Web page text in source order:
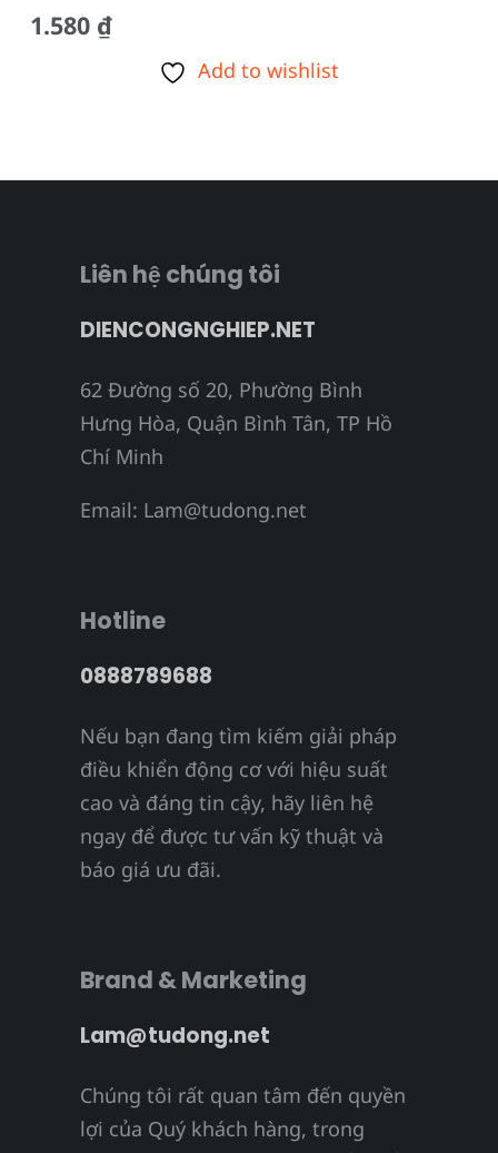
1.580 ₫
Add to wishlist
Liên hệ chúng tôi
DIENCONGNGHIEP.NET
62 Đường số 20, Phường Bình
Hưng Hòa, Quận Bình Tân, TP Hồ
Chí Minh
Email: Lam@tudong.net
Hotline
0888789688
Nếu bạn đang tìm kiếm giải pháp
điều khiển động cơ với hiệu suất
cao và đáng tin cậy, hãy liên hệ
ngay để được tư vấn kỹ thuật và
báo giá ưu đãi.
Brand & Marketing
Lam@tudong.net
Chúng tôi rất quan tâm đến quyền
lợi của Quý khách hàng, trong